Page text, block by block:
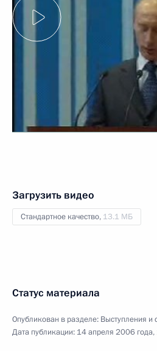
Загрузить видео
Стандартное качество, 13.1 МБ
Статус материала
Опубликован в разделе: Выступления и
Дата публикации: 14 апреля 2006